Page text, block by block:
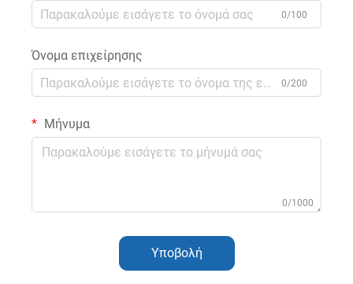
0/100
Όνομα επιχείρησης
0/200
Μήνυμα
0/1000
Υποβολή